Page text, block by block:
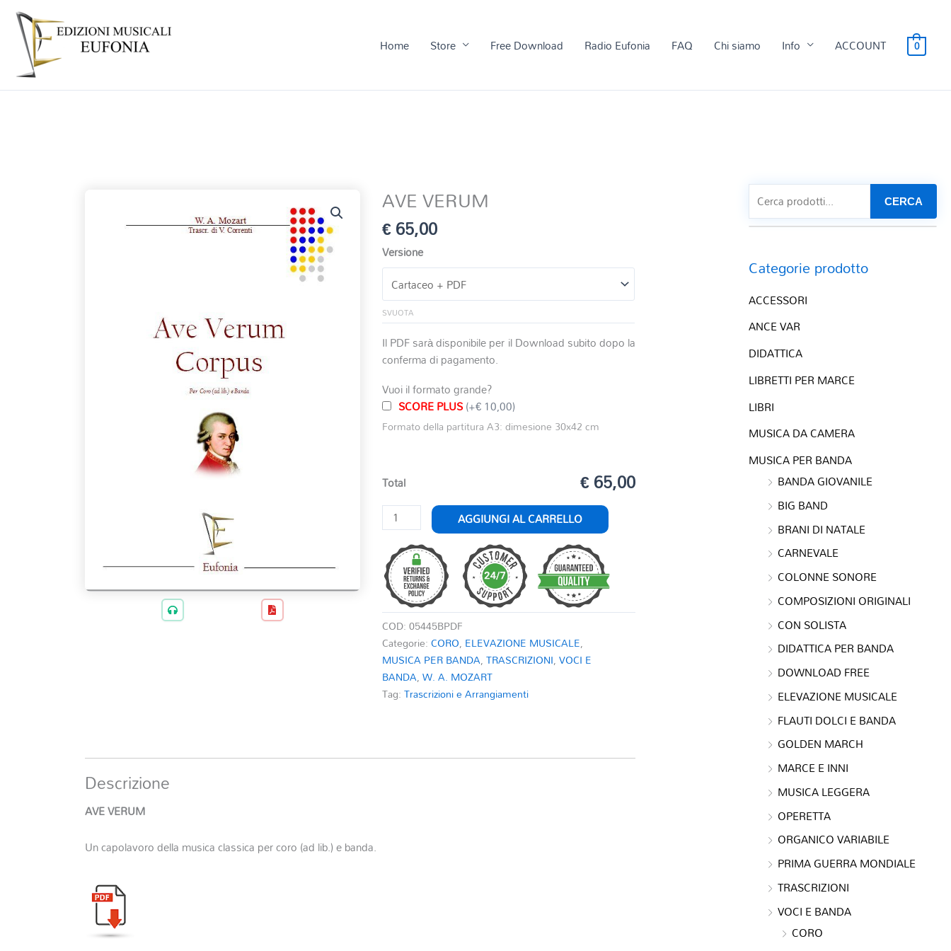
Home Store Free Download Radio Eufonia FAQ Chi siamo Info ACCOUNT 0
AVE VERUM
€65,00
Versione
SVUOTA
Il PDF sarà disponibile per il Download subito dopo la
conferma di pagamento.
Vuoi il formato grande?
SCORE PLUS(+€ 10,00)
Formato della partitura A3: dimesione 30x42 cm
Total € 65,00
AVE
VERUM
quantità
AGGIUNGI AL CARRELLO
COD:05445BPDF
Categorie:CORO, ELEVAZIONE MUSICALE,
MUSICA PER BANDA,TRASCRIZIONI,VOCI E
BANDA,W. A. MOZART
Tag:Trascrizioni e Arrangiamenti
Descrizione
AVE VERUM
Un capolavoro della musica classica per coro (ad lib.) e banda.
CERCA
Categorie prodotto
ACCESSORI
ANCE VAR
DIDATTICA
LIBRETTI PER MARCE
LIBRI
MUSICA DA CAMERA
MUSICA PER BANDA
BANDA GIOVANILE
BIG BAND
BRANI DI NATALE
CARNEVALE
COLONNE SONORE
COMPOSIZIONI ORIGINALI
CON SOLISTA
DIDATTICA PER BANDA
DOWNLOAD FREE
ELEVAZIONE MUSICALE
FLAUTI DOLCI E BANDA
GOLDEN MARCH
MARCE E INNI
MUSICA LEGGERA
OPERETTA
ORGANICO VARIABILE
PRIMA GUERRA MONDIALE
TRASCRIZIONI
VOCI E BANDA
CORO